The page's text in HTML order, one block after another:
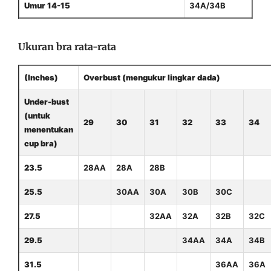
Umur 14-15 34A/34B
Ukuran bra rata-rata
(Inches) Overbust (mengukur lingkar dada)
Under-bust
(untuk
menentukan
cup bra)
29 30 31 32 33 34
23.5 28AA 28A 28B
25.5 30AA 30A 30B 30C
27.5 32AA 32A 32B 32C
29.5 34AA 34A 34B
31.5 36AA 36A